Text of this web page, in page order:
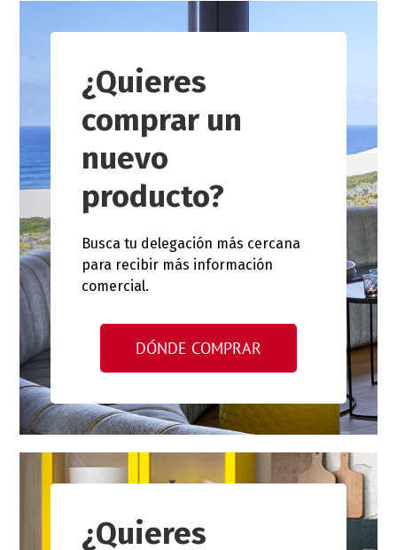
¿Quieres
comprar un
nuevo
producto?
Busca tu delegación más cercana
para recibir más información
comercial.
DÓNDE COMPRAR
¿Quieres